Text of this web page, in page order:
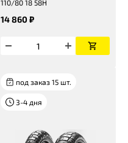
110/80 18 58H
14 860 ₽
под заказ 15 шт.
3-4 дня